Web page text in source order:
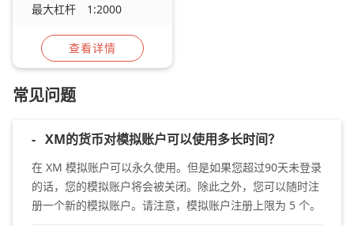
最大杠杆 1:2000
查看详情
常见问题
- XM的货币对模拟账户可以使用多长时间？
在 XM 模拟账户可以永久使用。但是如果您超过90天未登录
的话，您的模拟账户将会被关闭。除此之外，您可以随时注
册一个新的模拟账户。请注意，模拟账户注册上限为 5 个。